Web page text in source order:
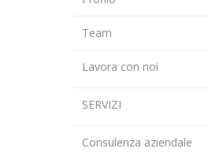
Team
Lavora con noi
SERVIZI
Consulenza aziendale